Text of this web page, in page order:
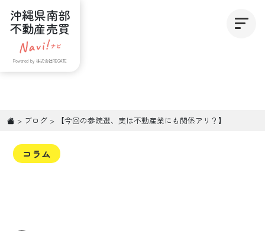
沖縄県南部
不動産売買
Powered by 株式会社REGATE
> ブログ > 【今回の参院選、実は不動産業にも関係アリ？】
コラム